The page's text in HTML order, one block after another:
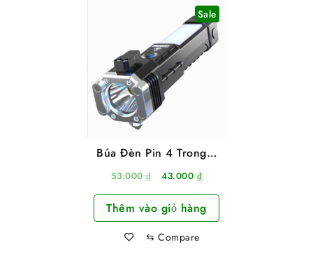
Sale
Búa Đèn Pin 4 Trong 1
Đa Năng Led Torch
53.000₫
Giá
là:
53.000 ₫.
43.000 ₫Giá
tại
là:
Thêm vào giỏ hàng
⇆ Compare